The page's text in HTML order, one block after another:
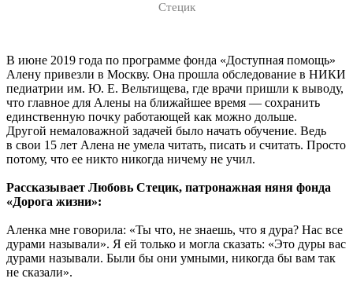
Стецик
В июне 2019 года по программе фонда «Доступная помощь»
Алену привезли в Москву. Она прошла обследование в НИКИ
педиатрии им. Ю. Е. Вельтищева, где врачи пришли к выводу,
что главное для Алены на ближайшее время — сохранить
единственную почку работающей как можно дольше.
Другой немаловажной задачей было начать обучение. Ведь
в свои 15 лет Алена не умела читать, писать и считать. Просто
потому, что ее никто никогда ничему не учил.
Рассказывает Любовь Стецик, патронажная няня фонда
«Дорога жизни»:
Аленка мне говорила: «Ты что, не знаешь, что я дура? Нас все
дурами называли». Я ей только и могла сказать: «Это дуры вас
дурами называли. Были бы они умными, никогда бы вам так
не сказали».